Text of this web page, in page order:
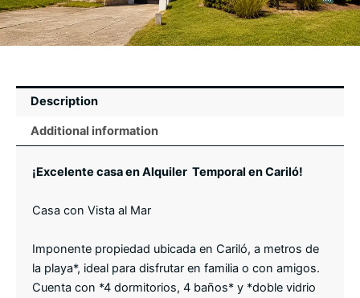
Description
Additional information
¡Excelente casa en Alquiler Temporal en Cariló!
Casa con Vista al Mar
Imponente propiedad ubicada en Cariló, a metros de
la playa*, ideal para disfrutar en familia o con amigos.
Cuenta con *4 dormitorios, 4 baños* y *doble vidrio